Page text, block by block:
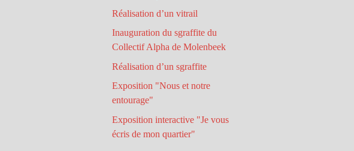
Réalisation d’un vitrail
Inauguration du sgraffite du
Collectif Alpha de Molenbeek
Réalisation d’un sgraffite
Exposition "Nous et notre
entourage"
Exposition interactive "Je vous
écris de mon quartier"